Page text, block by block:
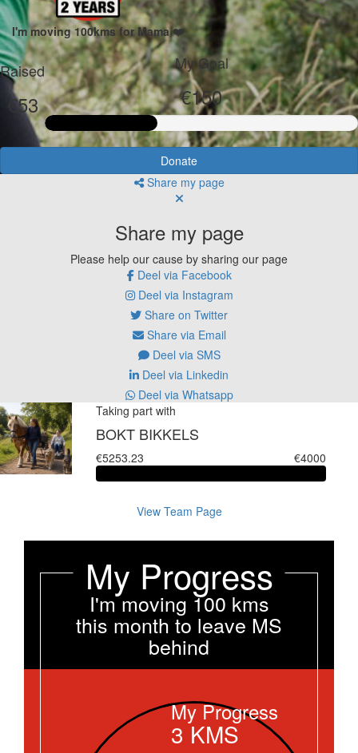
I'm moving 100kms for Mama ❤️
Raised
€53
My Goal
€150
Donate
Share my page
Share my page
Please help our cause by sharing our page
Deel via Facebook
Deel via Instagram
Share on Twitter
Share via Email
Deel via SMS
Deel via Linkedin
Deel via Whatsapp
Taking part with
BOKT BIKKELS
€5253.23 €4000
View Team Page
My Progress
I'm moving 100 kms
this month to leave MS
behind
My Progress
3KMS